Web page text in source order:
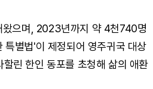
왔으며, 2023년까지 약 4천740명
별법'이 제정되어 영주귀국 대상
린 한인 동포를 초청해 삶의 애환